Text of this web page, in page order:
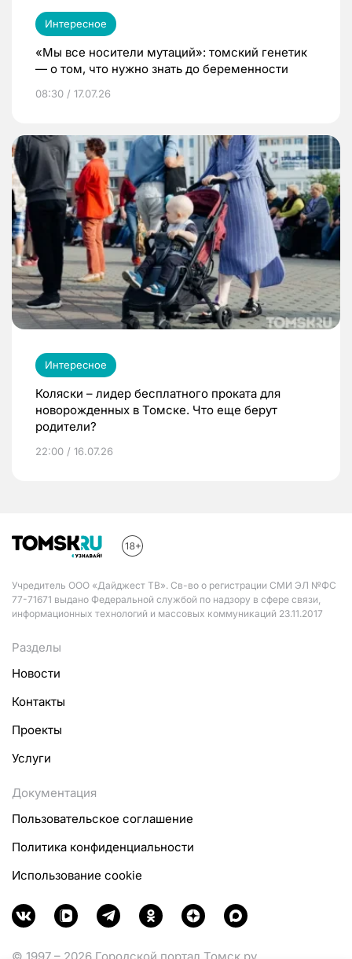
Интересное
«Мы все носители мутаций»: томский генетик
— о том, что нужно знать до беременности
08:30 / 17.07.26
Интересное
Коляски – лидер бесплатного проката для
новорожденных в Томске. Что еще берут
родители?
22:00 / 16.07.26
Учредитель ООО «Дайджест ТВ». Св-во о регистрации СМИ ЭЛ №ФС
77-71671 выдано Федеральной службой по надзору в сфере связи,
информационных технологий и массовых коммуникаций 23.11.2017
Разделы
Новости
Контакты
Проекты
Услуги
Документация
Пользовательское соглашение
Политика конфиденциальности
Использование cookie